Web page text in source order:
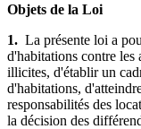
Objets de la Loi
1. La présente loi a
d'habitations contre les
illicites, d'établir un
d'habitations,
responsabilités des
la décision des